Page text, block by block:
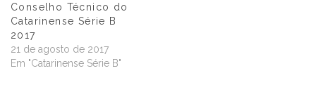
Conselho Técnico do
Catarinense Série B
2017
21 de agosto de 2017
Em "Catarinense Série B"